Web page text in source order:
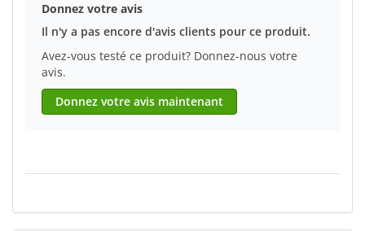
Donnez votre avis
Il n'y a pas encore d'avis clients pour ce produit.
Avez-vous testé ce produit? Donnez-nous votre
avis.
Donnez votre avis maintenant